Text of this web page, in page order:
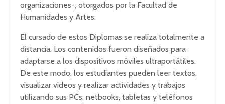
organizaciones-, otorgados por la Facultad de
Humanidades y Artes.
El cursado de estos Diplomas se realiza totalmente a
distancia. Los contenidos fueron diseñados para
adaptarse a los dispositivos móviles ultraportátiles.
De este modo, los estudiantes pueden leer textos,
visualizar videos y realizar actividades y trabajos
utilizando sus PCs, netbooks, tabletas y teléfonos